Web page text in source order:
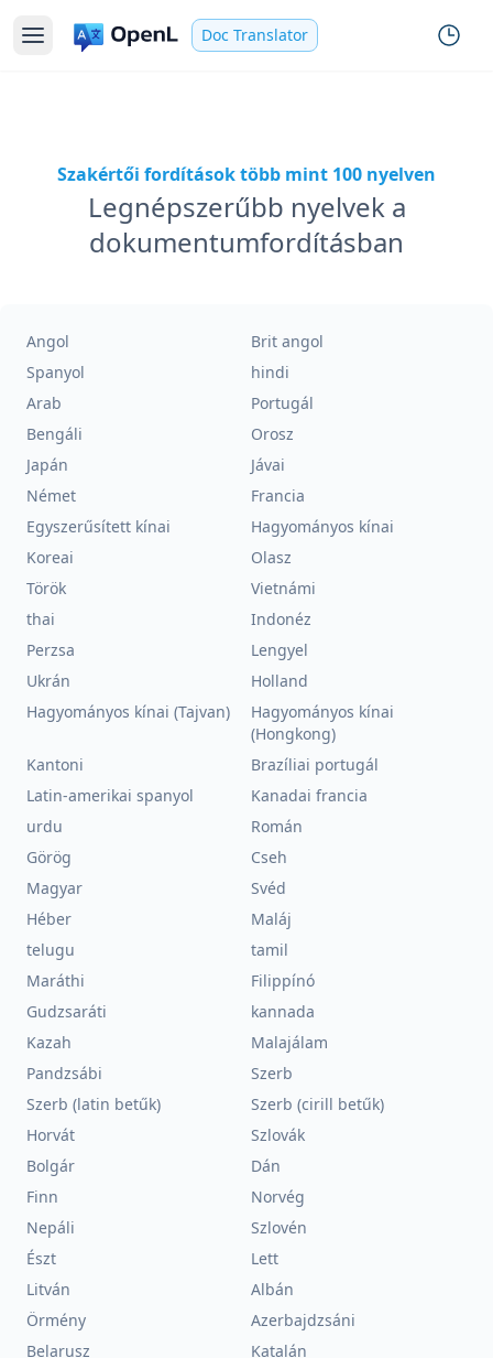
Doc Translator
Szakértői fordítások több mint 100 nyelven
Legnépszerűbb nyelvek a
dokumentumfordításban
Angol
Brit angol
Spanyol
hindi
Arab
Portugál
Bengáli
Orosz
Japán
Jávai
Német
Francia
Egyszerűsített kínai
Hagyományos kínai
Koreai
Olasz
Török
Vietnámi
thai
Indonéz
Perzsa
Lengyel
Ukrán
Holland
Hagyományos kínai (Tajvan)
Hagyományos kínai
(Hongkong)
Kantoni
Brazíliai portugál
Latin-amerikai spanyol
Kanadai francia
urdu
Román
Görög
Cseh
Magyar
Svéd
Héber
Maláj
telugu
tamil
Maráthi
Filippínó
Gudzsaráti
kannada
Kazah
Malajálam
Pandzsábi
Szerb
Szerb (latin betűk)
Szerb (cirill betűk)
Horvát
Szlovák
Bolgár
Dán
Finn
Norvég
Nepáli
Szlovén
Észt
Lett
Litván
Albán
Örmény
Azerbajdzsáni
Belarusz
Katalán